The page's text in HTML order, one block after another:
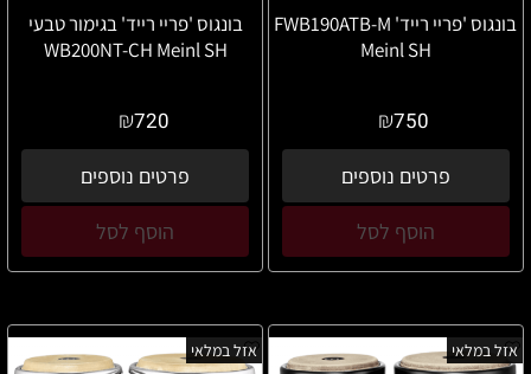
בונגוס 'פריי רייד' FWB190ATB-M
Meinl SH
₪750
פרטים נוספים
הוסף לסל
בונגוס 'פריי רייד' בגימור טבעי
WB200NT-CH Meinl SH
₪720
פרטים נוספים
הוסף לסל
אזל במלאי אזל במלאי